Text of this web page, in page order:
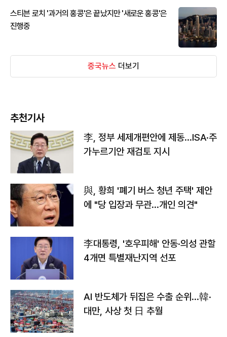
스티븐 로치 '과거의 홍콩'은 끝났지만 '새로운 홍콩'은
진행중
중국뉴스 더보기
추천기사
李, 정부 세제개편안에 제동…ISA·주
가누르기안 재검토 지시
與, 황희 '폐기 버스 청년 주택' 제안
에 "당 입장과 무관…개인 의견"
李대통령, '호우피해' 안동·의성 관할
4개면 특별재난지역 선포
AI 반도체가 뒤집은 수출 순위…韓·
대만, 사상 첫 日 추월